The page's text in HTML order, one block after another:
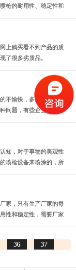
枪的耐用性、稳定性和
上购买看不到产品的质
了很多劣质品。
不愉快，多数是因为产
问题，有些企业不小心
知，对于事物的美观性
喷枪设备来喷涂的，所
家，只有生产厂家的每
性和稳定性，需要厂家
36
37